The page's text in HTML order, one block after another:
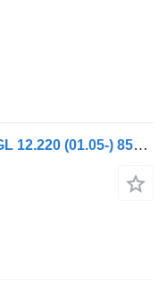
Cabin Tilt Pump Bracket MAN TGL 12.220 (01.05-) 85417015116 per trattore stradale MAN TGL, TGM, TGS, TGX (2005-2021)